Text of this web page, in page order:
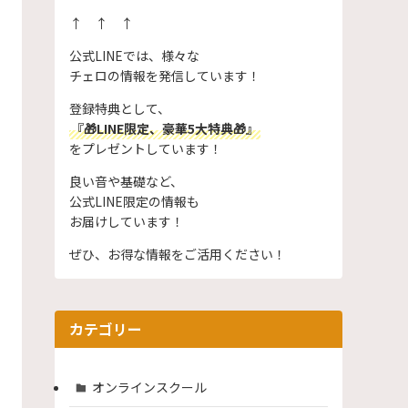
↑ ↑ ↑
公式LINEでは、様々な
チェロの情報を発信しています！
登録特典として、
『🎁LINE限定、豪華5大特典🎁』
をプレゼントしています！
良い音や基礎など、
公式LINE限定の情報も
お届けしています！
ぜひ、お得な情報をご活用ください！
カテゴリー
オンラインスクール